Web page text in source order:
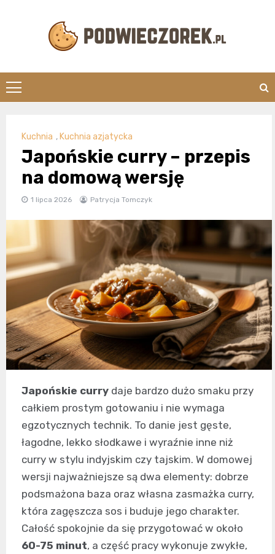
Kuchnia , Kuchnia azjatycka
Japońskie curry – przepis
na domową wersję
1 lipca 2026 Patrycja Tomczyk
Japońskie curry daje bardzo dużo smaku przy
całkiem prostym gotowaniu i nie wymaga
egzotycznych technik. To danie jest gęste,
łagodne, lekko słodkawe i wyraźnie inne niż
curry w stylu indyjskim czy tajskim. W domowej
wersji najważniejsze są dwa elementy: dobrze
podsmażona baza oraz własna zasmażka curry,
która zagęszcza sos i buduje jego charakter.
Całość spokojnie da się przygotować w około
60-75 minut, a część pracy wykonuje zwykłe,